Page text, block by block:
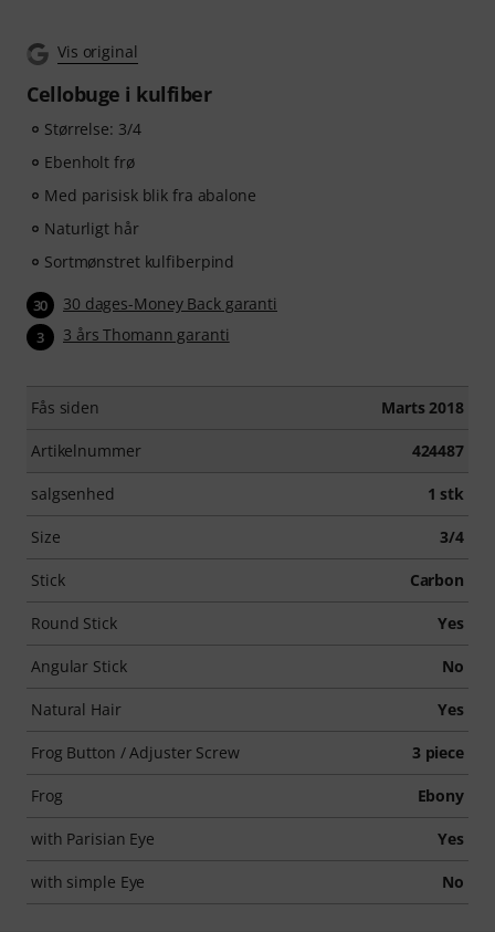
Vis original
Cellobuge i kulfiber
Størrelse: 3/4
Ebenholt frø
Med parisisk blik fra abalone
Naturligt hår
Sortmønstret kulfiberpind
30 30 dages-Money Back garanti
3 3 års Thomann garanti
Fås siden Marts 2018
Artikelnummer 424487
salgsenhed 1 stk
Size 3/4
Stick Carbon
Round Stick Yes
Angular Stick No
Natural Hair Yes
Frog Button / Adjuster Screw 3 piece
Frog Ebony
with Parisian Eye Yes
with simple Eye No